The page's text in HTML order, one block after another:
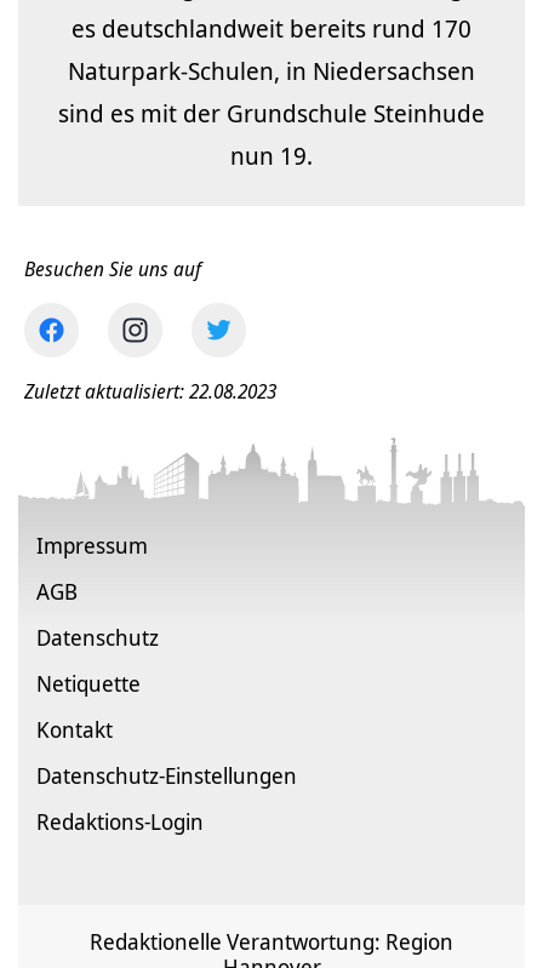
es deutschlandweit bereits rund 170
Naturpark-Schulen, in Niedersachsen
sind es mit der Grundschule Steinhude
nun 19.
Besuchen Sie uns auf
Zuletzt aktualisiert: 22.08.2023
Impressum
AGB
Datenschutz
Netiquette
Kontakt
Datenschutz-Einstellungen
Redaktions-Login
Redaktionelle Verantwortung: Region